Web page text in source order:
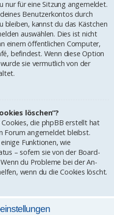
nur für eine Sitzung angemeldet.
Benutzerkontos durch
bleiben, kannst du das Kästchen
auswählen. Dies ist nicht
einem öffentlichen Computer,
befindest. Wenn diese Option
sie vermutlich von der
löschen“?
Cookies, die phpBB erstellt hat
Forum angemeldet bleibst.
Funktionen, wie
– sofern sie von der Board-
du Probleme bei der An-
wenn du die Cookies löscht.